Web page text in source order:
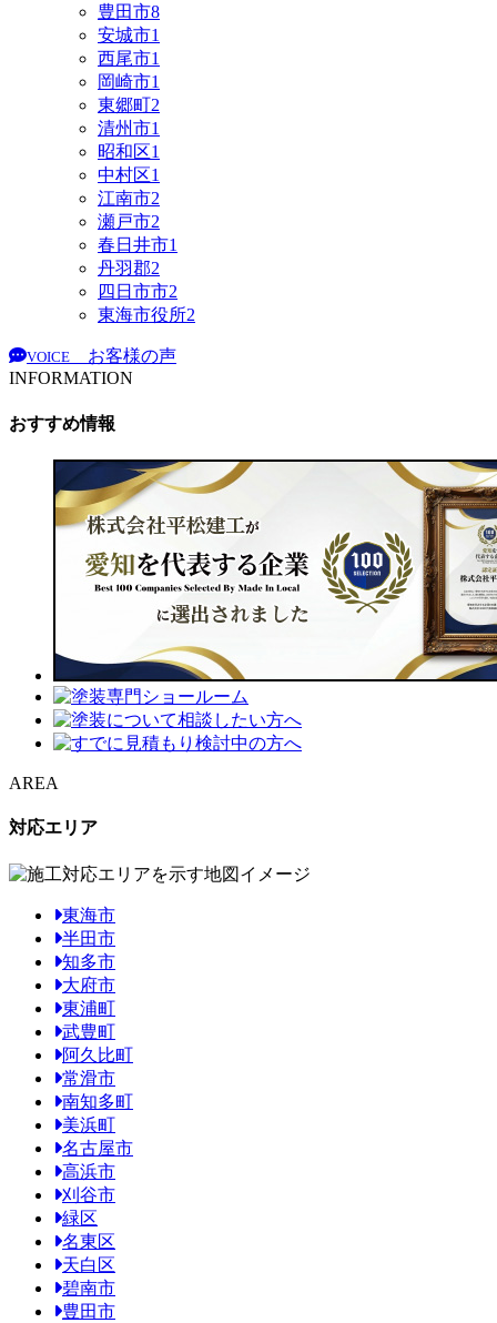
豊田市8
安城市1
西尾市1
岡崎市1
東郷町2
清州市1
昭和区1
中村区1
江南市2
瀬戸市2
春日井市1
丹羽郡2
四日市市2
東海市役所2
VOICE
お客様の声
INFORMATION
おすすめ情報
AREA
対応エリア
東海市
半田市
知多市
大府市
東浦町
武豊町
阿久比町
常滑市
南知多町
美浜町
名古屋市
高浜市
刈谷市
緑区
名東区
天白区
碧南市
豊田市